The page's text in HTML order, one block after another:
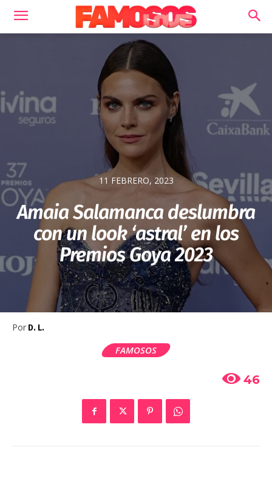
11 FEBRERO, 2023
Amaia Salamanca deslumbra
con un look ‘astral’ en los
Premios Goya 2023
Por D. L.
FAMOSOS
46